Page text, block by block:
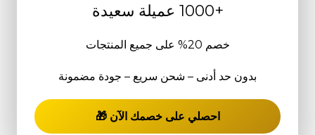
+1000 عميلة سعيدة
خصم 20% على جميع المنتجات
بدون حد أدنى – شحن سريع – جودة مضمونة
احصلي على خصمك الآن 🎁